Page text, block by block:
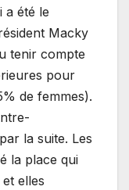
a été le
Macky
tenir compte
pour
de femmes).
la suite. Les
la place qui
elles